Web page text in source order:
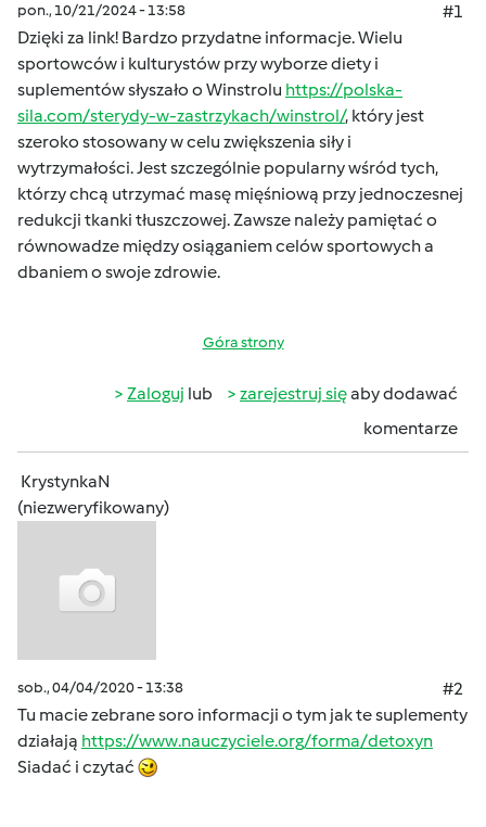
pon., 10/21/2024 - 13:58
#1
Dzięki za link! Bardzo przydatne informacje. Wielu
sportowców i kulturystów przy wyborze diety i
suplementów słyszało o Winstrolu https://polska-
sila.com/sterydy-w-zastrzykach/winstrol/, który jest
szeroko stosowany w celu zwiększenia siły i
wytrzymałości. Jest szczególnie popularny wśród tych,
którzy chcą utrzymać masę mięśniową przy jednoczesnej
redukcji tkanki tłuszczowej. Zawsze należy pamiętać o
równowadze między osiąganiem celów sportowych a
dbaniem o swoje zdrowie.
Góra strony
Zaloguj lub zarejestruj sięaby dodawać
komentarze
KrystynkaN
(niezweryfikowany)
sob., 04/04/2020 - 13:38
#2
Tu macie zebrane soro informacji o tym jak te suplementy
działają https://www.nauczyciele.org/forma/detoxyn
Siadać i czytać